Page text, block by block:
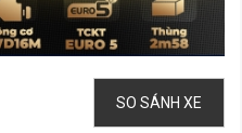
SO SÁNH XE